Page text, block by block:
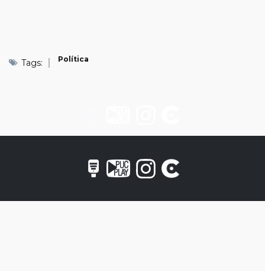
Tags: Política